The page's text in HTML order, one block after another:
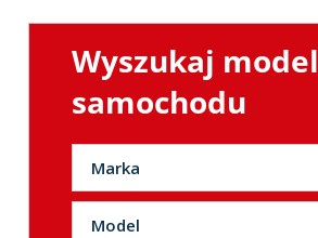
Wyszukaj model
samochodu
Marka
Model